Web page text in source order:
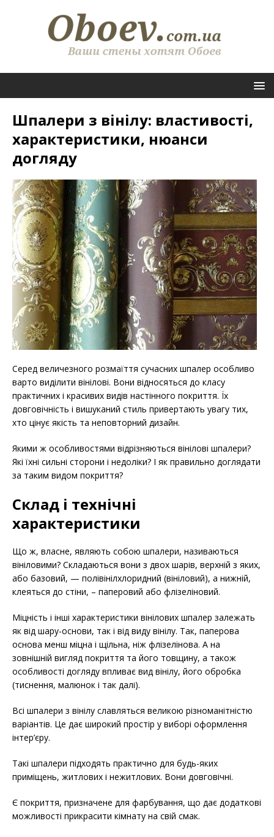
Шпалери з вінілу: властивості,
характеристики, нюанси
догляду
Серед величезного розмаїття сучасних шпалер особливо
варто виділити вінілові. Вони відносяться до класу
практичних і красивих видів настінного покриття. Їх
довговічність і вишуканий стиль привертають увагу тих,
хто цінує якість та неповторний дизайн.
Якими ж особливостями відрізняються вінілові шпалери?
Які їхні сильні сторони і недоліки? І як правильно доглядати
за таким видом покриття?
Склад і технічні
характеристики
Що ж, власне, являють собою шпалери, називаються
вініловими? Складаються вони з двох шарів, верхній з яких,
або базовий, — полівінілхлоридний (вініловий), а нижній,
клеяться до стіни, – паперовий або флізеліновий.
Міцність і інші характеристики вінілових шпалер залежать
як від шару-основи, так і від виду вінілу. Так, паперова
основа менш міцна і щільна, ніж флізелінова. А на
зовнішній вигляд покриття та його товщину, а також
особливості догляду впливає вид вінілу, його обробка
(тиснення, малюнок і так далі).
Всі шпалери з вінілу славляться великою різноманітністю
варіантів. Це дає широкий простір у виборі оформлення
інтер’єру.
Такі шпалери підходять практично для будь-яких
приміщень, житлових і нежитлових. Вони довговічні.
Є покриття, призначене для фарбування, що дає додаткові
можливості прикрасити кімнату на свій смак.